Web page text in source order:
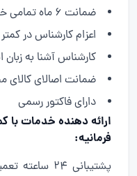
ضمانت ۶ ماه تمامی خدمات
اعزام کارشناس در کمتر از ۱
کارشناس آشنا به زبان
ضمانت اصالای کالای
دارای فاکتور رسمی
ارائه دهنده خدمات با
فرمانیه:
پشتیبانی